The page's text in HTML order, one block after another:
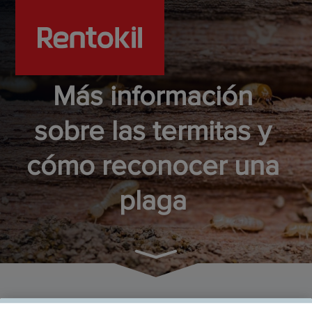
Más información
sobre las termitas y
cómo reconocer una
plaga